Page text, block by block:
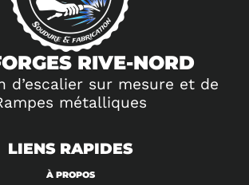
RIVE-NORD
d’escalier sur mesure et de
métalliques
LIENS RAPIDES
À PROPOS